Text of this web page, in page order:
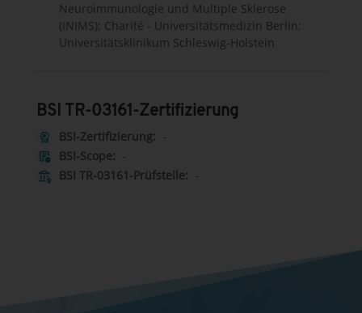
Neuroimmunologie und Multiple Sklerose
(INIMS); Charité - Universitätsmedizin Berlin;
Universitätsklinikum Schleswig-Holstein
BSI TR-03161-Zertifizierung
license
BSI-Zertifizierung: -
other_admission BSI-Scope: -
assured_workload BSI TR-03161-Prüfstelle: -